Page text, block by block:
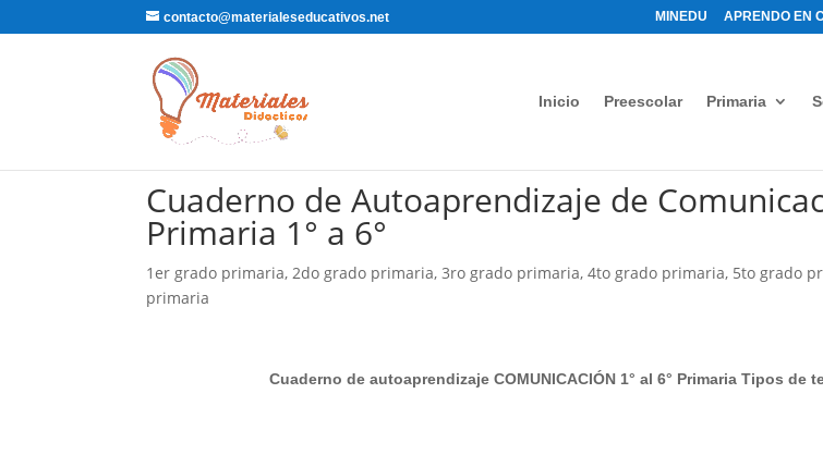
contacto@materialeseducativos.net MINEDU APRENDO EN
Inicio Preescolar Primaria
Cuaderno de Autoaprendizaje de
Primaria 1° a 6°
1er grado primaria,2do grado primaria,3ro grado primaria,4to grado primaria, 5to grado
primaria
Cuaderno de autoaprendizaje COMUNICACIÓN 1° al 6° Primaria Tipos de